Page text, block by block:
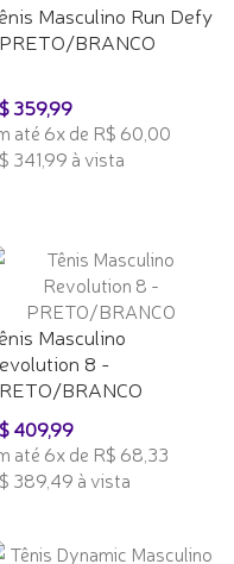
Masculino Run Defy
BRANCO
359,99
até 6x de R$ 60,00
341,99 à vista
Masculino
8 -
BRANCO
409,99
até 6x de R$ 68,33
389,49 à vista